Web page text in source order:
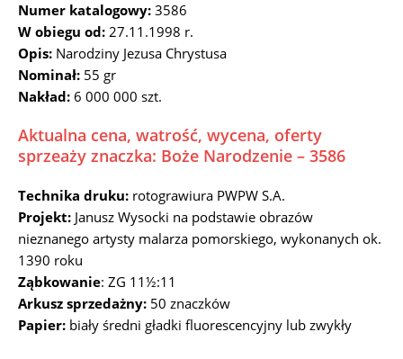
Numer katalogowy: 3586
W obiegu od: 27.11.1998 r.
Opis: Narodziny Jezusa Chrystusa
Nominał: 55 gr
Nakład: 6 000 000 szt.
Aktualna cena, watrość, wycena, oferty
sprzeaży znaczka: Boże Narodzenie – 3586
Technika druku: rotograwiura PWPW S.A.
Projekt: Janusz Wysocki na podstawie obrazów
nieznanego artysty malarza pomorskiego, wykonanych ok.
1390 roku
Ząbkowanie: ZG 11½:11
Arkusz sprzedażny: 50 znaczków
Papier: biały średni gładki fluorescencyjny lub zwykły